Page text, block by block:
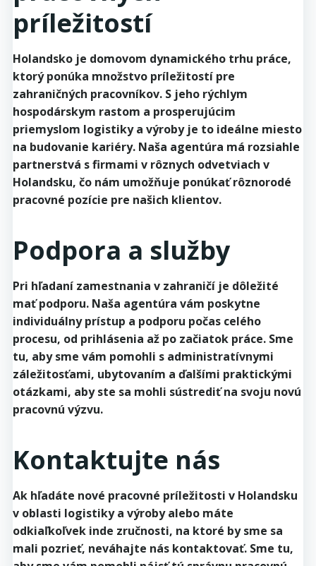
príležitostí
Holandsko je domovom dynamického trhu práce,
ktorý ponúka množstvo príležitostí pre
zahraničných pracovníkov. S jeho rýchlym
hospodárskym rastom a prosperujúcim
priemyslom logistiky a výroby je to ideálne miesto
na budovanie kariéry. Naša agentúra má rozsiahle
partnerstvá s firmami v rôznych odvetviach v
Holandsku, čo nám umožňuje ponúkať rôznorodé
pracovné pozície pre našich klientov.
Podpora a služby
Pri hľadaní zamestnania v zahraničí je dôležité
mať podporu. Naša agentúra vám poskytne
individuálny prístup a podporu počas celého
procesu, od prihlásenia až po začiatok práce. Sme
tu, aby sme vám pomohli s administratívnymi
záležitosťami, ubytovaním a ďalšími praktickými
otázkami, aby ste sa mohli sústrediť na svoju novú
pracovnú výzvu.
Kontaktujte nás
Ak hľadáte nové pracovné príležitosti v Holandsku
v oblasti logistiky a výroby alebo máte
odkiaľkoľvek inde zručnosti, na ktoré by sme sa
mali pozrieť, neváhajte nás kontaktovať. Sme tu,